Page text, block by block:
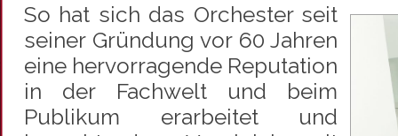
So hat sich das Orchester seit
seiner Gründung vor 60 Jahren
eine hervorragende Reputation
in der Fachwelt und beim
Publikum erarbeitet und